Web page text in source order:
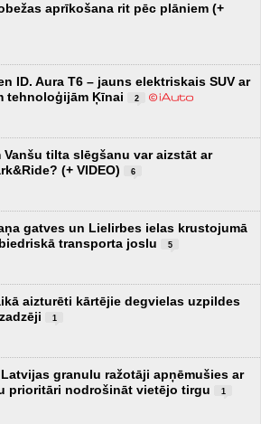
aprīkošana rit pēc plāniem (+
ID. Aura T6 – jauns elektriskais SUV ar
tehnoloģijām Ķīnai
2
Vanšu tilta slēgšanu var aizstāt ar
(+ VIDEO)
6
gatves un Lielirbes ielas krustojumā
transporta joslu
5
aizturēti kārtējie degvielas uzpildes
1
Latvijas granulu ražotāji apņēmušies ar
prioritāri nodrošināt vietējo tirgu
1